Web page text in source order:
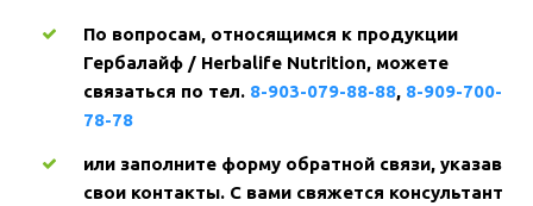
По вопросам, относящимся к продукции
Гербалайф / Herbalife Nutrition, можете
связаться по тел. 8-903-079-88-88, 8-909-700-
78-78
или заполните форму обратной связи, указав
свои контакты. С вами свяжется консультант